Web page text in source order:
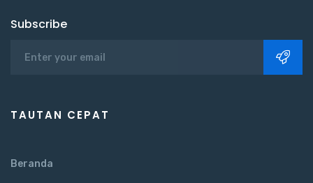
Subscribe
TAUTAN CEPAT
Beranda